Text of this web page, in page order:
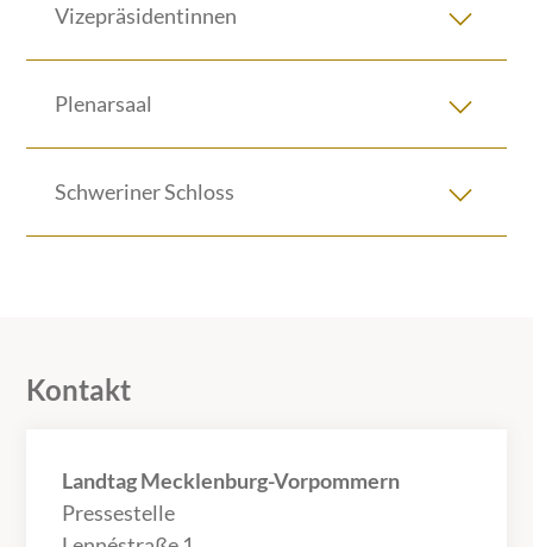
Vizepräsidentinnen
Plenarsaal
Schweriner Schloss
Kontakt
Landtag Mecklenburg-Vorpommern
Pressestelle